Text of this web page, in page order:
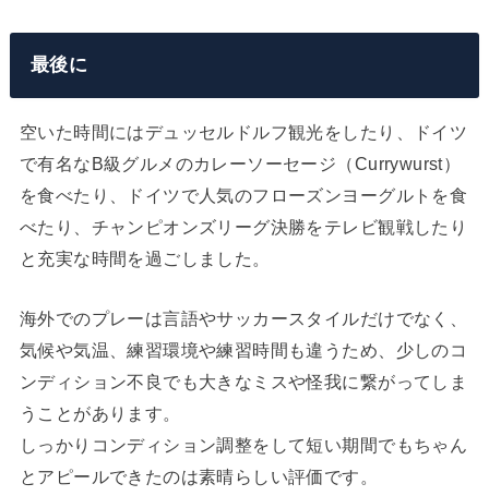
最後に
空いた時間にはデュッセルドルフ観光をしたり、ドイツ
で有名なB級グルメのカレーソーセージ（Currywurst）
を食べたり、ドイツで人気のフローズンヨーグルトを食
べたり、チャンピオンズリーグ決勝をテレビ観戦したり
と充実な時間を過ごしました。
海外でのプレーは言語やサッカースタイルだけでなく、
気候や気温、練習環境や練習時間も違うため、少しのコ
ンディション不良でも大きなミスや怪我に繋がってしま
うことがあります。
しっかりコンディション調整をして短い期間でもちゃん
とアピールできたのは素晴らしい評価です。